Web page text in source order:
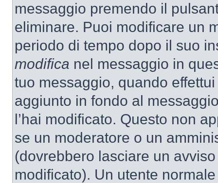
messaggio premendo il
eliminare. Puoi modificare un
periodo di tempo dopo il suo
modifica nel messaggio in
tuo messaggio, quando
aggiunto in fondo al
l’hai modificato. Questo non
se un moderatore o un
(dovrebbero lasciare un
modificato). Un utente